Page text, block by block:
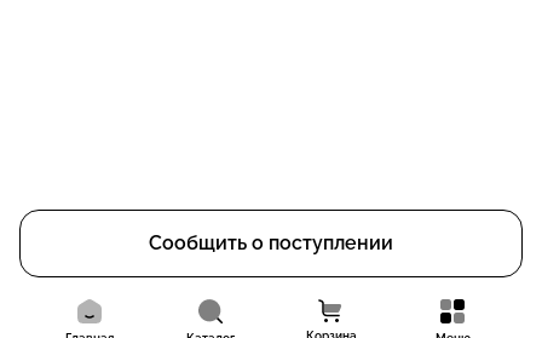
Сообщить о поступлении